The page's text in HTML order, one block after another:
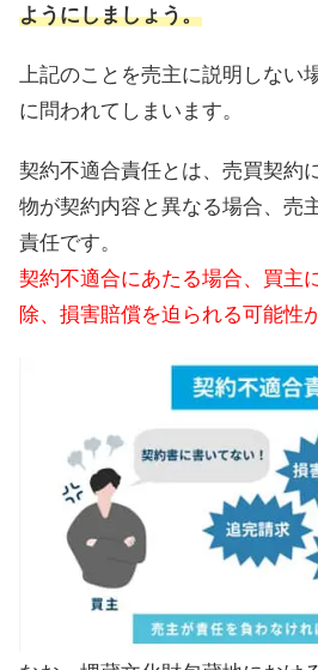
ようにしましょう。
上記のことを売主に説明しない
に問われてしまいます。
契約不適合責任とは、売買契約
物が契約内容と異なる場合、売
責任です。
契約不適合にあたる場合、買主
除、損害賠償を迫られる可能性